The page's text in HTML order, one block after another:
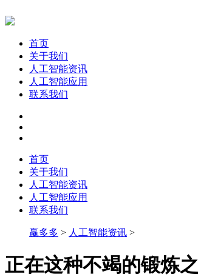
首页
关于我们
人工智能资讯
人工智能应用
联系我们
首页
关于我们
人工智能资讯
人工智能应用
联系我们
赢多多 > 人工智能资讯 >
正在这种不竭的锻炼之